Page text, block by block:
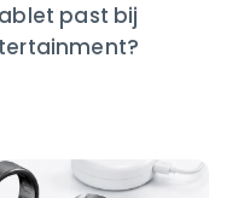
past bij